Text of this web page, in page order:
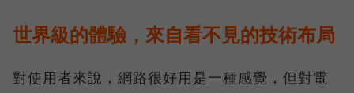
世界級的體驗，來自看不見的技術布局
對使用者來說，網路很好用是一種感覺，但對電